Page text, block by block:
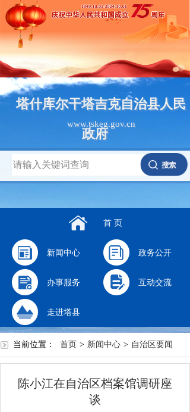
塔什库尔干塔吉克自治县人民
政府
www.tskeg.gov.cn
首 页
新闻中心 政务公开
办事服务 互动交流
走进塔县
当前位置： 首页 > 新闻中心 > 自治区要闻
陈小江在自治区档案馆调研座
谈